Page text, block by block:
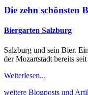
Die zehn schönsten
Biergarten Salzburg
Salzburg und sein Bier.
der Mozartstadt bereits
Weiterlesen...
weitere Blogposts und